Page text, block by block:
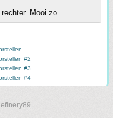
Mooi zo.
#2
#3
#4